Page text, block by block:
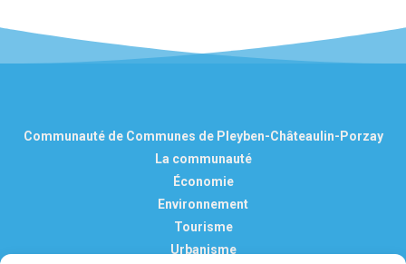
Communauté de Communes de Pleyben-Châteaulin-Porzay
La communauté
Économie
Environnement
Tourisme
Urbanisme